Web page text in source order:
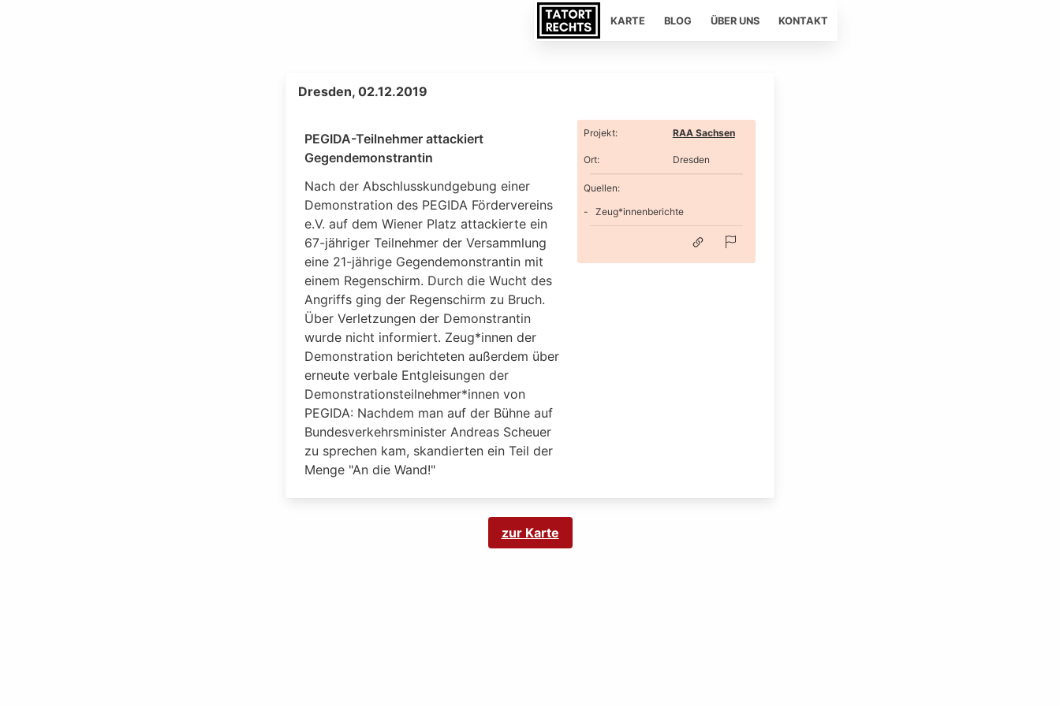
KARTE BLOG ÜBER UNS KONTAKT
Dresden, 02.12.2019
PEGIDA-Teilnehmer attackiert
Gegendemonstrantin
Nach der Abschlusskundgebung einer
Demonstration des PEGIDA Fördervereins
e.V. auf dem Wiener Platz attackierte ein
67-jähriger Teilnehmer der Versammlung
eine 21-jährige Gegendemonstrantin mit
einem Regenschirm. Durch die Wucht des
Angriffs ging der Regenschirm zu Bruch.
Über Verletzungen der Demonstrantin
wurde nicht informiert. Zeug*innen der
Demonstration berichteten außerdem über
erneute verbale Entgleisungen der
Demonstrationsteilnehmer*innen von
PEGIDA: Nachdem man auf der Bühne auf
Bundesverkehrsminister Andreas Scheuer
zu sprechen kam, skandierten ein Teil der
Menge "An die Wand!"
Projekt: RAA Sachsen
Ort: Dresden
Quellen:
Zeug*innenberichte
zur Karte